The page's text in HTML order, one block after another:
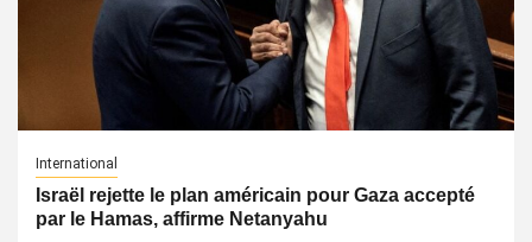
International
Israël rejette le plan américain pour Gaza accepté
par le Hamas, affirme Netanyahu